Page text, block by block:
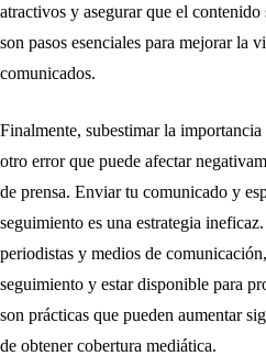
atractivos y asegurar que el
son pasos esenciales para mejorar la
comunicados.
Finalmente, subestimar la
otro error que puede afectar
de prensa. Enviar tu comunicado y
seguimiento es una estrategia
periodistas y medios de
seguimiento y estar disponible para
son prácticas que pueden aumentar
de obtener cobertura mediática.